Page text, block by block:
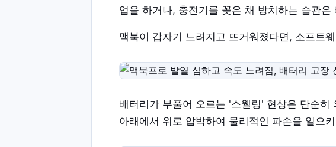
업을 하거나, 충전기를 꽂은 채 방치하는 습관
맥북이 갑자기 느려지고 뜨거워졌다면, 소프트
배터리가 부풀어 오르는 '스웰링' 현상은 단순
아래에서 위로 압박하여 물리적인 파손을 일으